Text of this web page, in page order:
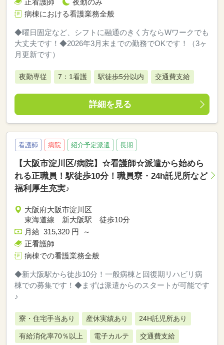
正看護師
夜勤のみ
病棟における看護業務全般
◆曜日固定など、シフトに融通のきく方ならWワークでも
大丈夫です！◆2026年3月末までの勤務でOKです！（3ヶ
月更新です）
夜勤専従 7：1看護 駅徒歩5分以内 交通費支給
詳細を見る
看護師 病院 紹介予定派遣 長期
【大阪市淀川区/病院】☆看護師☆派遣から始めら
れる正職員！駅徒歩10分！職員寮・24h託児所など
福利厚生充実♪
大阪府大阪市淀川区
東海道線 新大阪駅 徒歩10分
月給 315,320 円 ～
正看護師
病棟での看護業務全般
◆新大阪駅から徒歩10分！一般病棟と回復期リハビリ病
棟での募集です！◆まずは派遣からのスタートが可能です
♪
寮・住宅手当あり 産休実績あり 24H託児所あり
有給消化率70％以上 電子カルテ 交通費支給